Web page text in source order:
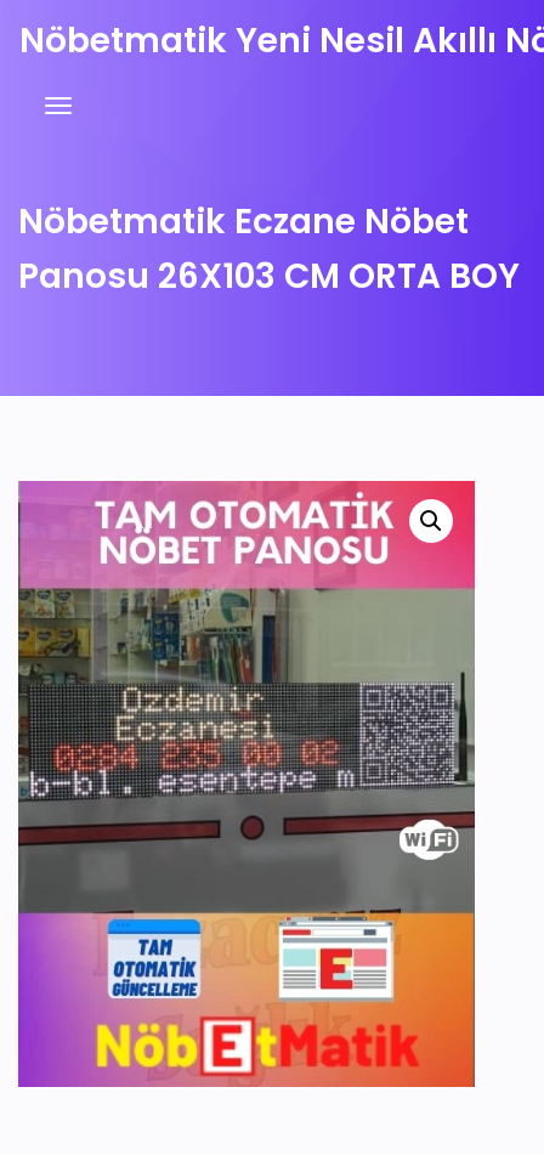
Nöbetmatik Yeni Nesil Akıllı
Nöbetmatik Eczane Nöbet
Panosu 26X103 CM ORTA BOY